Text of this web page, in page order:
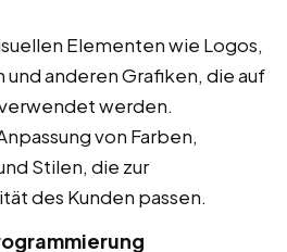
Elementen wie Logos,
und anderen Grafiken, die auf
werden.
von Farben,
Stilen, die zur
des Kunden passen.